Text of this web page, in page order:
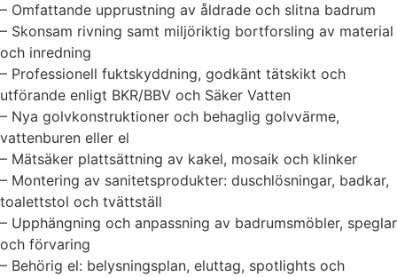
– Omfattande upprustning av åldrade och slitna badrum
– Skonsam rivning samt miljöriktig bortforsling av material
och inredning
– Professionell fuktskyddning, godkänt tätskikt och
utförande enligt BKR/BBV och Säker Vatten
– Nya golvkonstruktioner och behaglig golvvärme,
vattenburen eller el
– Mätsäker plattsättning av kakel, mosaik och klinker
– Montering av sanitetsprodukter: duschlösningar, badkar,
toalettstol och tvättställ
– Upphängning och anpassning av badrumsmöbler, speglar
och förvaring
– Behörig el: belysningsplan, eluttag, spotlights och